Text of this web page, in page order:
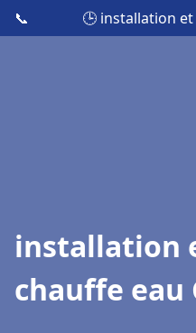
📞 🕒 installation
installation
chauffe eau